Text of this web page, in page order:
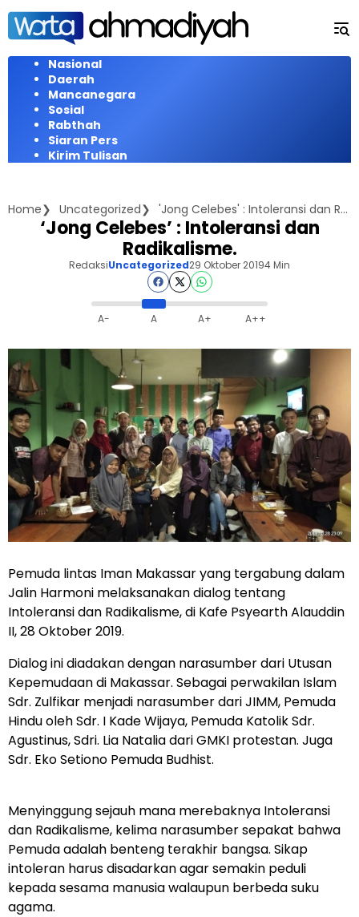
Langsung
konten
Nasional
Daerah
Mancanegara
Sosial
Rabthah
Siaran Pers
Kirim Tulisan
Home Uncategorized 'Jong Celebes' : Intoleransi dan Radikalisme.
‘Jong Celebes’ : Intoleransi dan
Radikalisme.
RedaksiUncategorized29 Oktober 20194 Min
A- A A+ A++
Pemuda lintas Iman Makassar yang tergabung dalam
Jalin Harmoni melaksanakan dialog tentang
Intoleransi dan Radikalisme, di Kafe Psyearth Alauddin
II, 28 Oktober 2019.
Dialog ini diadakan dengan narasumber dari Utusan
Kepemudaan di Makassar. Sebagai perwakilan Islam
Sdr. Zulfikar menjadi narasumber dari JIMM, Pemuda
Hindu oleh Sdr. I Kade Wijaya, Pemuda Katolik Sdr.
Agustinus, Sdri. Lia Natalia dari GMKI protestan. Juga
Sdr. Eko Setiono Pemuda Budhist.
Menyinggung sejauh mana merebaknya Intoleransi
dan Radikalisme, kelima narasumber sepakat bahwa
Pemuda adalah benteng terakhir bangsa. Sikap
intoleran harus disadarkan agar semakin peduli
kepada sesama manusia walaupun berbeda suku
agama.